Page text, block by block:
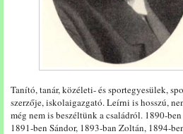
Tanító, tanár, közéleti- és sportegyesülek,
szerzője, iskolaigazgató. Leírni is hosszú,
még nem is beszéltünk a családról. 1890-
1891-ben Sándor, 1893-ban Zoltán, 1894-